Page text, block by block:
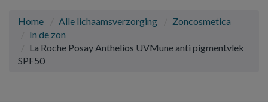
Home Alle lichaamsverzorging
Zoncosmetica
In de zon
La Roche Posay Anthelios UVMune anti pigmentvlek
SPF50